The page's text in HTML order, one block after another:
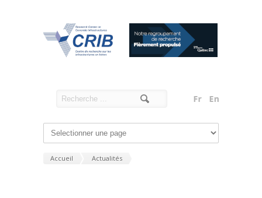
Accueil Actualités